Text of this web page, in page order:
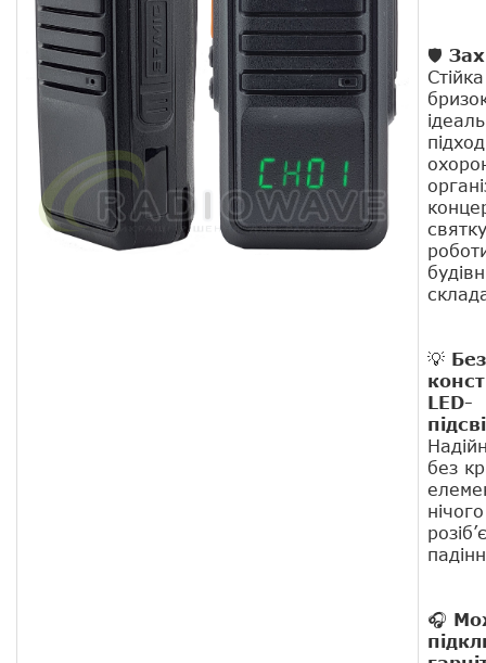
🛡
💡
LED-
без
🎧